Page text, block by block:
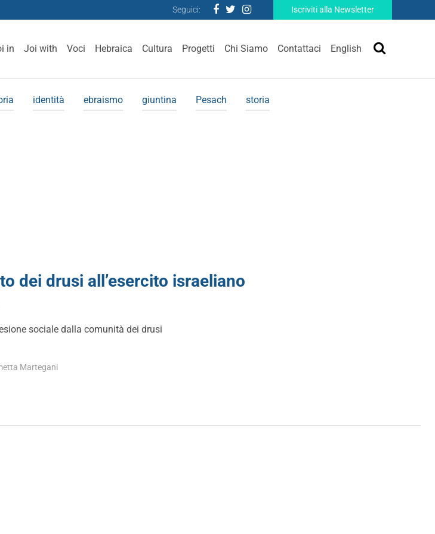
Seguici: Iscriviti alla Newsletter
in Joi with Voci Hebraica Cultura Progetti Chi Siamo Contattaci English
identità ebraismo giuntina Pesach storia
dei drusi all’esercito israeliano
sociale dalla comunità dei drusi
Martegani